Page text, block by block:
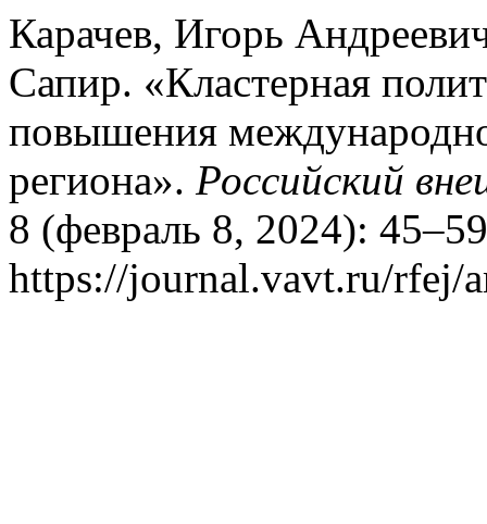
Карачев, Игорь
Сапир. «Кластерная
повышения
региона». Российский
8 (февраль 8, 2024):
https://journal.vavt.ru/rfej/